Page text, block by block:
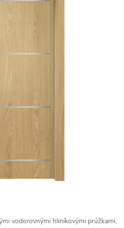
vodorovnými hliníkovými prúžkami,